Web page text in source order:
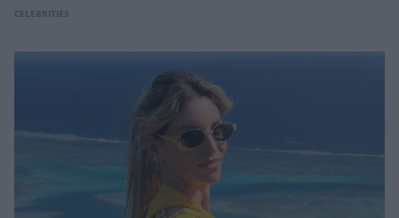
CELEBRITIES